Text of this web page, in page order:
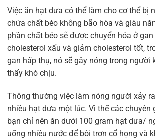
Việc ăn hạt dưa có thể làm cho cơ thể bị
chứa chất béo không bão hòa và giàu
phần chất béo sẽ được chuyển hóa ở
cholesterol xấu và giảm cholesterol tốt,
gan hấp thụ, nó sẽ gây nóng trong người
thấy khó chịu.
Thông thường việc làm nóng người xảy
nhiều hạt dưa một lúc. Vì thế các chuyên
bạn chỉ nên ăn dưới 100 gram hạt dưa/
uống nhiều nước để bôi trơn cổ họng và